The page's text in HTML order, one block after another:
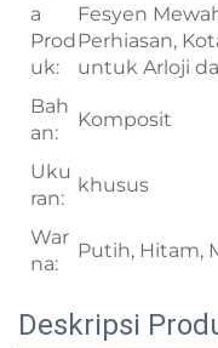
a
Prod
uk:
Fesyen
Perhiasan,
untuk Arloji
Bah
an:
Komposit
Uku
ran:
khusus
War
na:
Putih, Hitam,
Deskripsi